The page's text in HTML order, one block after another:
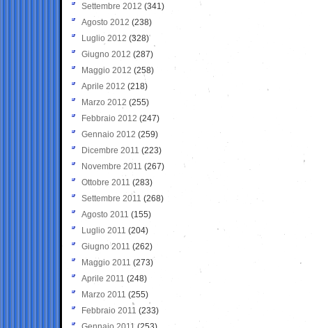
Settembre 2012 (341)
Agosto 2012 (238)
Luglio 2012 (328)
Giugno 2012 (287)
Maggio 2012 (258)
Aprile 2012 (218)
Marzo 2012 (255)
Febbraio 2012 (247)
Gennaio 2012 (259)
Dicembre 2011 (223)
Novembre 2011 (267)
Ottobre 2011 (283)
Settembre 2011 (268)
Agosto 2011 (155)
Luglio 2011 (204)
Giugno 2011 (262)
Maggio 2011 (273)
Aprile 2011 (248)
Marzo 2011 (255)
Febbraio 2011 (233)